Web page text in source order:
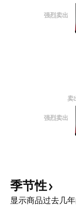
强烈卖出
卖
强烈卖出
季节性
显示商品过去几